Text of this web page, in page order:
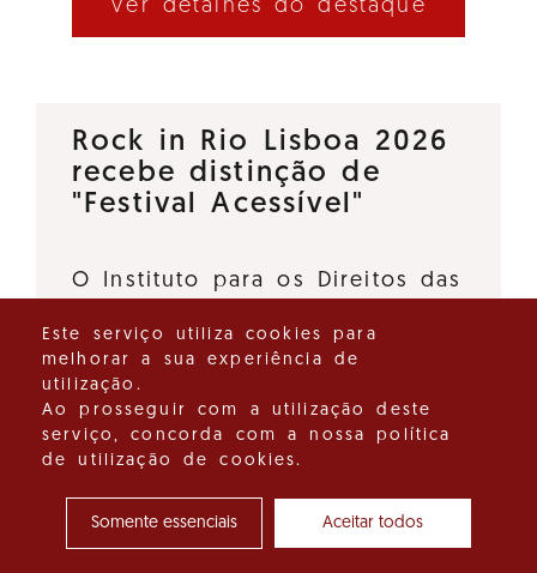
Ver detalhes do destaque
Rock in Rio Lisboa 2026
recebe distinção de
"Festival Acessível"
O Instituto para os Direitos das
o Turismo de Portugal, I.P.,
deliberaram atribuir a distinção
"Festival Acessível" ao Rock in
Rio Lisboa 2026, promovido…
Ver detalhes do destaque
Este serviço utiliza cookies para
melhorar a sua experiência de
utilização.
Ao prosseguir com a utilização deste
serviço, concorda com a nossa política
de utilização de cookies.
Somente essenciais Aceitar todos